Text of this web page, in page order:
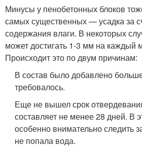
Минусы у пенобетонных блоков
самых существенных — усадка за
содержания влаги. В некоторых
может достигать 1-3 мм на каждый
Происходит это по двум причинам:
В состав было добавлено
требовалось.
Еще не вышел срок
составляет не менее 28 дней. В
особенно внимательно следить
не попала вода.